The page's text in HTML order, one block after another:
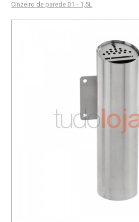
Cinzeiro de parede D1 - 1,5L